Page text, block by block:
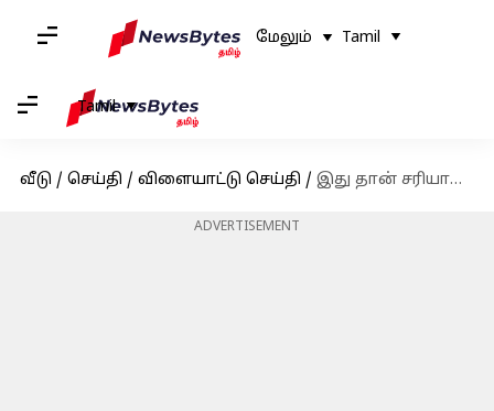
மேலும் Tamil
Tamil
வீடு / செய்தி / விளையாட்டு செய்தி / இது தான் சரியான பதிலடி! வெறுப்பேற்றிய ரசிகர்களை நக்கலடித்த ஜடேஜா!
ADVERTISEMENT